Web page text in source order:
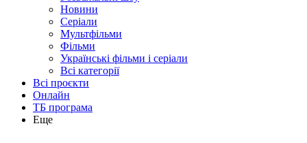
Новини
Серіали
Мультфільми
Фільми
Українські фільми і серіали
Всі категорії
Всі проєкти
Онлайн
ТБ програма
Еще